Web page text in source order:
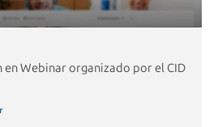
Webinar organizado por el CID